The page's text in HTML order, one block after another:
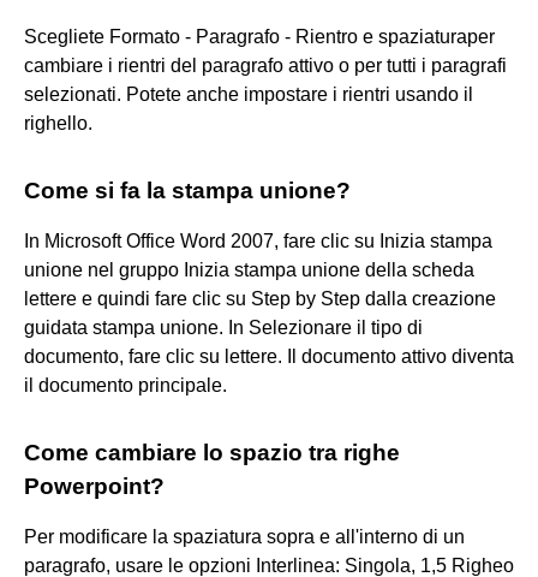
Scegliete Formato - Paragrafo - Rientro e spaziaturaper
cambiare i rientri del paragrafo attivo o per tutti i paragrafi
selezionati. Potete anche impostare i rientri usando il
righello.
Come si fa la stampa unione?
In Microsoft Office Word 2007, fare clic su Inizia stampa
unione nel gruppo Inizia stampa unione della scheda
lettere e quindi fare clic su Step by Step dalla creazione
guidata stampa unione. In Selezionare il tipo di
documento, fare clic su lettere. Il documento attivo diventa
il documento principale.
Come cambiare lo spazio tra righe
Powerpoint?
Per modificare la spaziatura sopra e all'interno di un
paragrafo, usare le opzioni Interlinea: Singola, 1,5 Righeo